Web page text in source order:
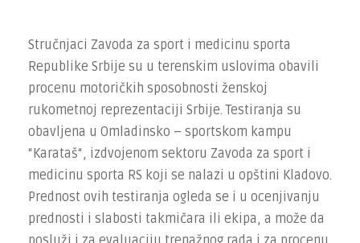
Stručnjaci Zavoda za sport i medicinu sporta
Republike Srbije su u terenskim uslovima obavili
procenu motoričkih sposobnosti ženskoj
rukometnoj reprezentaciji Srbije. Testiranja su
obavljena u Omladinsko – sportskom kampu
“Karataš“, izdvojenom sektoru Zavoda za sport i
medicinu sporta RS koji se nalazi u opštini Kladovo.
Prednost ovih testiranja ogleda se i u ocenjivanju
prednosti i slabosti takmičara ili ekipa, a može da